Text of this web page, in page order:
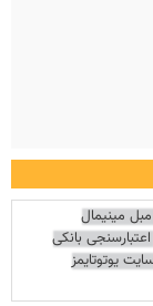
مبل مینیمال
اعتبارسنجی بانکی
یوتوتایمز